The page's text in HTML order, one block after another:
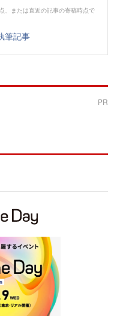
、または直近の記事の寄稿時点で
筆記事
PR